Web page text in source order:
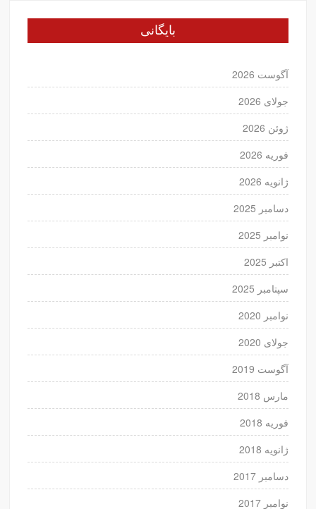
بایگانی
آگوست 2026
جولای 2026
ژوئن 2026
فوریه 2026
ژانویه 2026
دسامبر 2025
نوامبر 2025
اکتبر 2025
سپتامبر 2025
نوامبر 2020
جولای 2020
آگوست 2019
مارس 2018
فوریه 2018
ژانویه 2018
دسامبر 2017
نوامبر 2017